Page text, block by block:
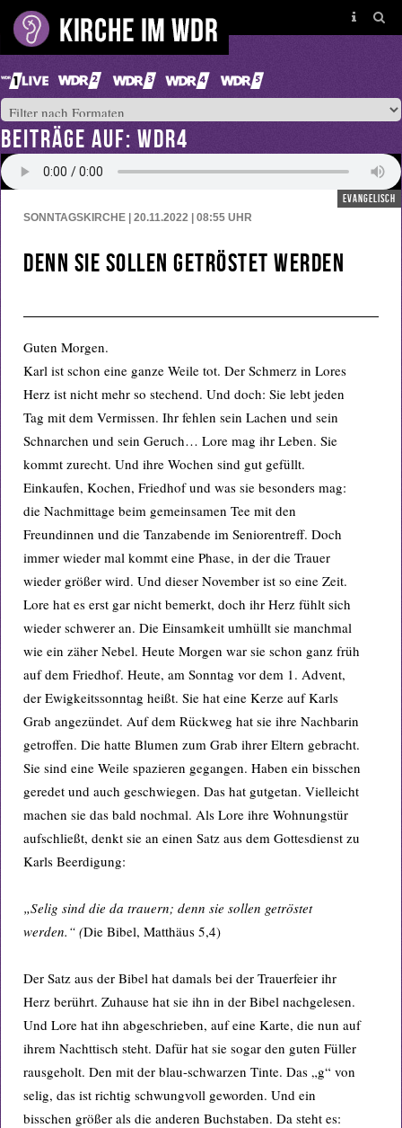
BEITRÄGE AUF: WDR4
evangelisch
SONNTAGSKIRCHE | 20.11.2022 | 08:55 UHR
denn sie sollen getröstet werden
Guten Morgen.
Karl ist schon eine ganze Weile tot. Der Schmerz in Lores
Herz ist nicht mehr so stechend. Und doch: Sie lebt jeden
Tag mit dem Vermissen. Ihr fehlen sein Lachen und sein
Schnarchen und sein Geruch… Lore mag ihr Leben. Sie
kommt zurecht. Und ihre Wochen sind gut gefüllt.
Einkaufen, Kochen, Friedhof und was sie besonders mag:
die Nachmittage beim gemeinsamen Tee mit den
Freundinnen und die Tanzabende im Seniorentreff. Doch
immer wieder mal kommt eine Phase, in der die Trauer
wieder größer wird. Und dieser November ist so eine Zeit.
Lore hat es erst gar nicht bemerkt, doch ihr Herz fühlt sich
wieder schwerer an. Die Einsamkeit umhüllt sie manchmal
wie ein zäher Nebel. Heute Morgen war sie schon ganz früh
auf dem Friedhof. Heute, am Sonntag vor dem 1. Advent,
der Ewigkeitssonntag heißt. Sie hat eine Kerze auf Karls
Grab angezündet. Auf dem Rückweg hat sie ihre Nachbarin
getroffen. Die hatte Blumen zum Grab ihrer Eltern gebracht.
Sie sind eine Weile spazieren gegangen. Haben ein bisschen
geredet und auch geschwiegen. Das hat gutgetan. Vielleicht
machen sie das bald nochmal. Als Lore ihre Wohnungstür
aufschließt, denkt sie an einen Satz aus dem Gottesdienst zu
Karls Beerdigung:
„Selig sind die da trauern; denn sie sollen getröstet
werden.“ (Die Bibel, Matthäus 5,4)
Der Satz aus der Bibel hat damals bei der Trauerfeier ihr
Herz berührt. Zuhause hat sie ihn in der Bibel nachgelesen.
Und Lore hat ihn abgeschrieben, auf eine Karte, die nun auf
ihrem Nachttisch steht. Dafür hat sie sogar den guten Füller
rausgeholt. Den mit der blau-schwarzen Tinte. Das „g“ von
selig, das ist richtig schwungvoll geworden. Und ein
bisschen größer als die anderen Buchstaben. Da steht es: